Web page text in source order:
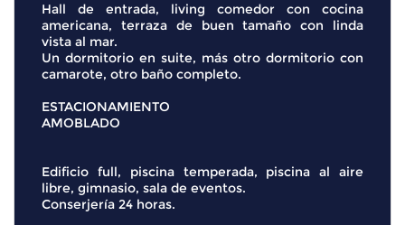
Hall de entrada, living comedor con cocina
americana, terraza de buen tamaño con linda
vista al mar.
Un dormitorio en suite, más otro dormitorio con
camarote, otro baño completo.
ESTACIONAMIENTO
AMOBLADO
Edificio full, piscina temperada, piscina al aire
libre, gimnasio, sala de eventos.
Conserjería 24 horas.